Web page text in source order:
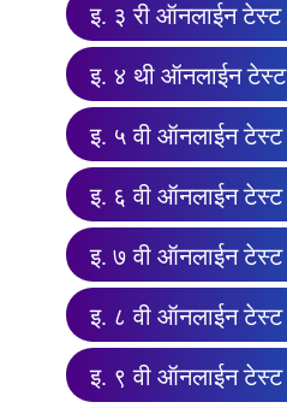
इ. ३ री ऑनलाईन टेस्ट
इ. ४ थी ऑनलाईन टेस्ट
इ. ५ वी ऑनलाईन टेस्ट
इ. ६ वी ऑनलाईन टेस्ट
इ. ७ वी ऑनलाईन टेस्ट
इ. ८ वी ऑनलाईन टेस्ट
इ. ९ वी ऑनलाईन टेस्ट